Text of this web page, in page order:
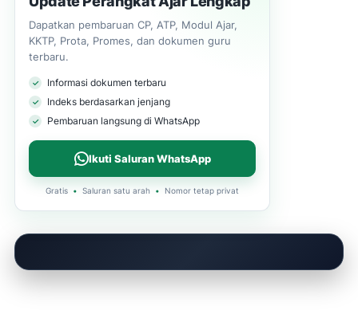
Dapatkan pembaruan CP, ATP, Modul Ajar,
KKTP, Prota, Promes, dan dokumen guru
terbaru.
Informasi dokumen terbaru
Indeks berdasarkan jenjang
Pembaruan langsung di WhatsApp
Ikuti Saluran WhatsApp
Gratis • Saluran satu arah • Nomor tetap privat